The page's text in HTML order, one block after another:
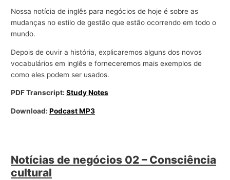
Nossa notícia de inglês para negócios de hoje é sobre as
mudanças no estilo de gestão que estão ocorrendo em todo o
mundo.
Depois de ouvir a história, explicaremos alguns dos novos
vocabulários em inglês e forneceremos mais exemplos de
como eles podem ser usados.
PDF Transcript:Study Notes
Download:Podcast MP3
Notícias de negócios 02 – Consciência
cultural